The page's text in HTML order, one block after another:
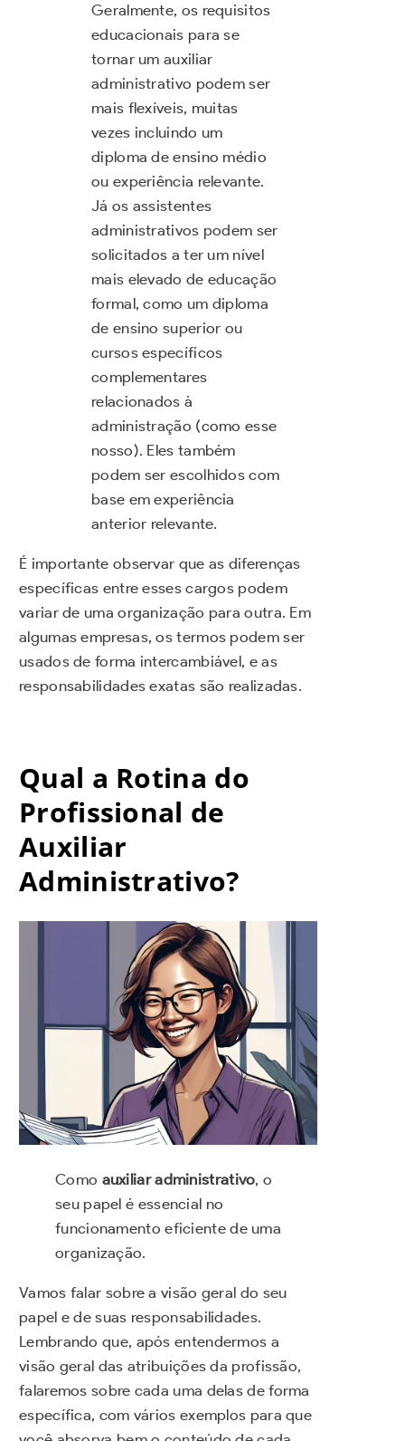
Geralmente, os requisitos
educacionais para se
tornar um auxiliar
administrativo podem ser
mais flexíveis, muitas
vezes incluindo um
diploma de ensino médio
ou experiência relevante.
Já os assistentes
administrativos podem ser
solicitados a ter um nível
mais elevado de educação
formal, como um diploma
de ensino superior ou
cursos específicos
complementares
relacionados à
administração (como esse
nosso). Eles também
podem ser escolhidos com
base em experiência
anterior relevante.
É importante observar que as diferenças
específicas entre esses cargos podem
variar de uma organização para outra. Em
algumas empresas, os termos podem ser
usados de forma intercambiável, e as
responsabilidades exatas são realizadas.
Qual a Rotina do
Profissional de
Auxiliar
Administrativo?
Como auxiliar administrativo, o
seu papel é essencial no
funcionamento eficiente de uma
organização.
Vamos falar sobre a visão geral do seu
papel e de suas responsabilidades.
Lembrando que, após entendermos a
visão geral das atribuições da profissão,
falaremos sobre cada uma delas de forma
específica, com vários exemplos para que